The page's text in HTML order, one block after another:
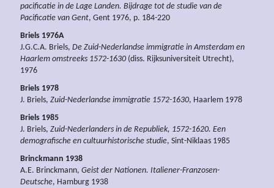
pacificatie in de Lage Landen. Bijdrage tot de studie van de
Pacificatie van Gent, Gent 1976, p. 184-220
Briels 1976A
J.G.C.A. Briels, De Zuid-Nederlandse immigratie in Amsterdam en
Haarlem omstreeks 1572-1630(diss. Rijksuniversiteit Utrecht),
1976
Briels 1978
J. Briels, Zuid-Nederlandse immigratie 1572-1630, Haarlem 1978
Briels 1985
J. Briels, Zuid-Nederlanders in de Republiek, 1572-1620. Een
demografische en cultuurhistorische studie, Sint-Niklaas 1985
Brinckmann 1938
A.E. Brinckmann, Geist der Nationen. Italiener-Franzosen-
Deutsche, Hamburg 1938